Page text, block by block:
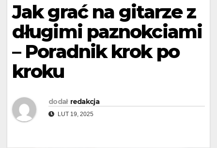
Jak grać na gitarze z
długimi paznokciami
– Poradnik krok po
kroku
dodał redakcja
LUT 19, 2025